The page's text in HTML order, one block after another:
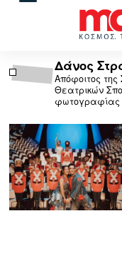
Δάνος
Απόφοιτος
Θεατρικών
φωτογραφίας